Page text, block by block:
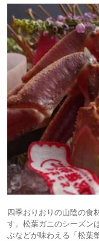
四季おりおりの山陰の食
す。松葉ガニのシーズン
ぶなどが味わえる「松葉